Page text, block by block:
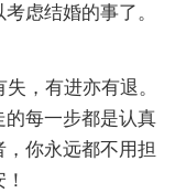
虑结婚的事了。
，有进亦有退。
每一步都是认真
你永远都不用担